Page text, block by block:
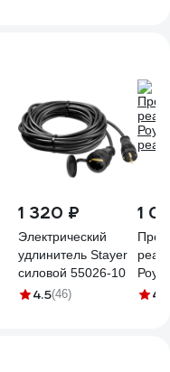
1 320 ₽
Электрический
удлинитель Stayer
силовой 55026-10
4.5(46)
1
4.8